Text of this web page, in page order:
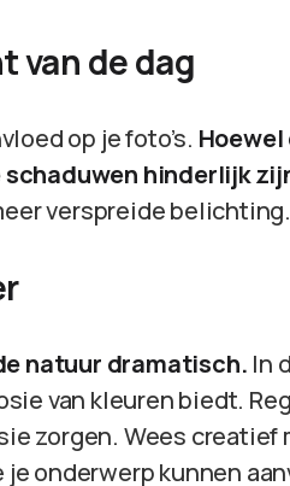
van de dag
op je foto’s.
hinderlijk
verspreide belichting.
natuur dramatisch. In
van kleuren biedt.
zorgen. Wees creatief
onderwerp kunnen